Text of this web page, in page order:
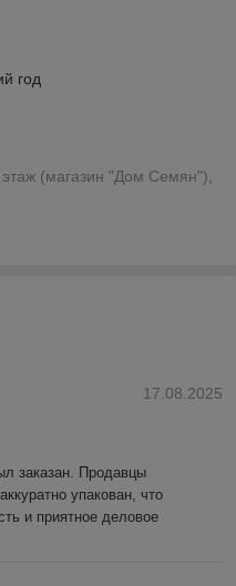
год
(магазин "Дом Семян"),
17.08.2025
заказан. Продавцы
упакован, что
и приятное деловое